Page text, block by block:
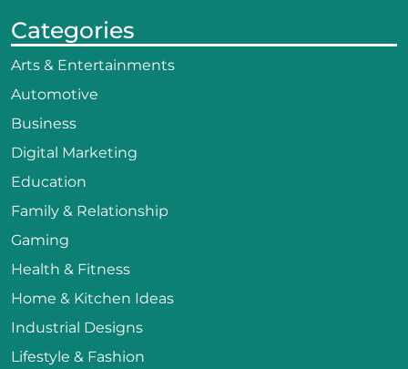
Categories
Arts & Entertainments
Automotive
Business
Digital Marketing
Education
Family & Relationship
Gaming
Health & Fitness
Home & Kitchen Ideas
Industrial Designs
Lifestyle & Fashion